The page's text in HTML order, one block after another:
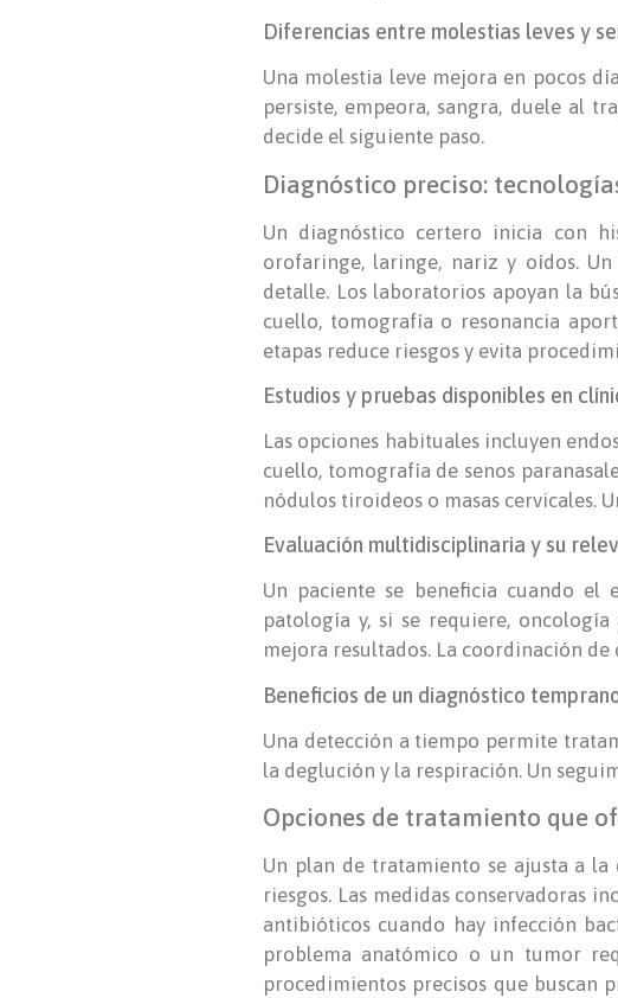
Diferencias entre molestias leves y
Una molestia leve mejora en pocos
persiste, empeora, sangra, duele al
decide el siguiente paso.
Diagnóstico preciso:
Un diagnóstico certero inicia con
orofaringe, laringe, nariz y oídos.
detalle. Los laboratorios apoyan la
cuello, tomografía o resonancia
etapas reduce riesgos y evita
Estudios y pruebas disponibles en
Las opciones habituales incluyen
cuello, tomografía de senos
nódulos tiroideos o masas cervicales.
Evaluación multidisciplinaria y su
Un paciente se beneficia cuando
patología y, si se requiere,
mejora resultados. La coordinación
Beneficios de un diagnóstico
Una detección a tiempo permite
la deglución y la respiración. Un
Opciones de tratamiento que
Un plan de tratamiento se ajusta a la
riesgos. Las medidas conservadoras
antibióticos cuando hay infección
problema anatómico o un tumor
procedimientos precisos que buscan